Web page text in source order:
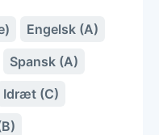
Engelsk (A)
Spansk (A)
Idræt (C)